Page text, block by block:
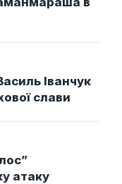
Іванчук
слави
атаку